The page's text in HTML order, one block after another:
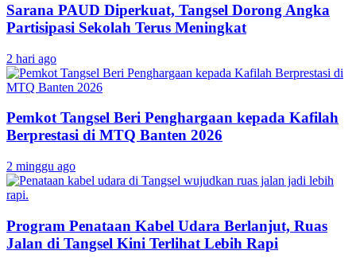
Sarana PAUD Diperkuat, Tangsel Dorong Angka
Partisipasi Sekolah Terus Meningkat
2 hari ago
Pemkot Tangsel Beri Penghargaan kepada Kafilah
Berprestasi di MTQ Banten 2026
2 minggu ago
Program Penataan Kabel Udara Berlanjut, Ruas
Jalan di Tangsel Kini Terlihat Lebih Rapi